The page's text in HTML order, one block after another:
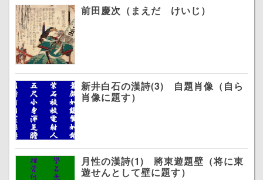
前田慶次（まえだ けいじ）
新井白石の漢詩(3) 自題肖像（自ら
肖像に題す）
月性の漢詩(1) 將東遊題壁（将に東
遊せんとして壁に題す）